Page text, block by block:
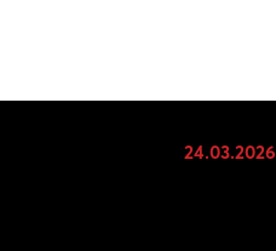
24.03.2026